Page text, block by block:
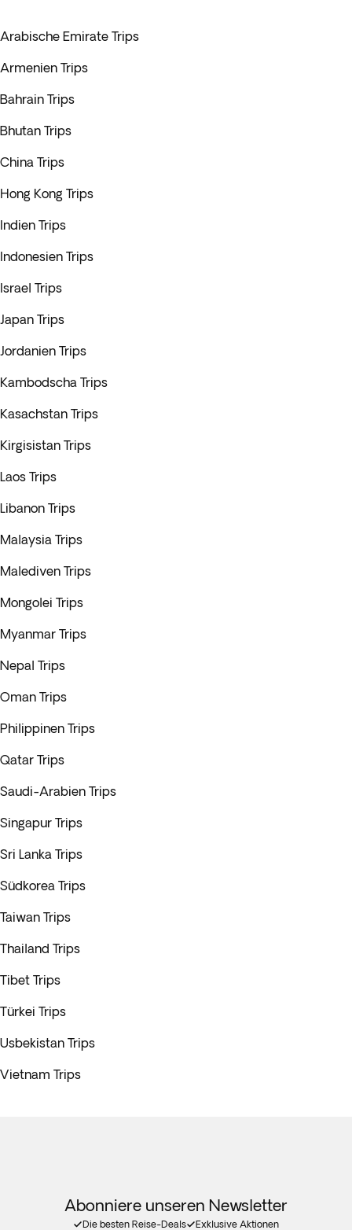
Arabische Emirate Trips
Armenien Trips
Bahrain Trips
Bhutan Trips
China Trips
Hong Kong Trips
Indien Trips
Indonesien Trips
Israel Trips
Japan Trips
Jordanien Trips
Kambodscha Trips
Kasachstan Trips
Kirgisistan Trips
Laos Trips
Libanon Trips
Malaysia Trips
Malediven Trips
Mongolei Trips
Myanmar Trips
Nepal Trips
Oman Trips
Philippinen Trips
Qatar Trips
Saudi-Arabien Trips
Singapur Trips
Sri Lanka Trips
Südkorea Trips
Taiwan Trips
Thailand Trips
Tibet Trips
Türkei Trips
Usbekistan Trips
Vietnam Trips
Abonniere unseren Newsletter
Die besten Reise-Deals
Exklusive Aktionen